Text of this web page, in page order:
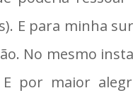
E para minha
No mesmo
por maior